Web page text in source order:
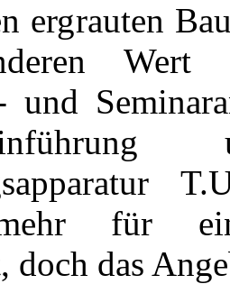
ergrauten
Wert
und
für
doch das